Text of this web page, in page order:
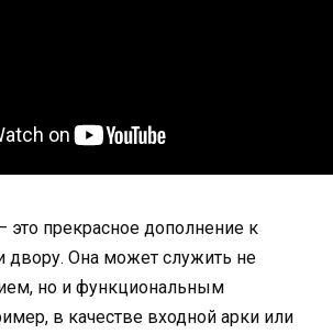
это прекрасное дополнение к
двору. Она может служить не
но и функциональным
в качестве входной арки или